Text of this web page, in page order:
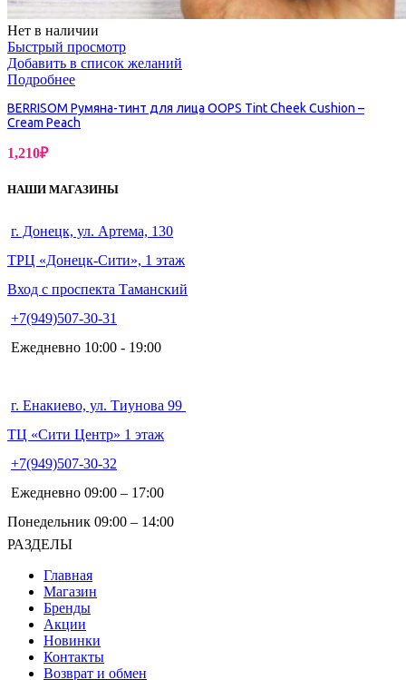
Нет в наличии
Быстрый просмотр
Добавить в список желаний
Подробнее
BERRISOM Румяна-тинт для лица OOPS Tint Cheek Cushion –
Cream Peach
1,210₽
НАШИ МАГАЗИНЫ
г. Донецк, ул. Артема, 130
ТРЦ «Донецк-Сити», 1 этаж
Вход с проспекта Таманский
+7(949)507-30-31
Ежедневно 10:00 - 19:00
г. Енакиево, ул. Тиунова 99
ТЦ «Сити Центр» 1 этаж
+7(949)507-30-32
Ежедневно 09:00 – 17:00
Понедельник 09:00 – 14:00
РАЗДЕЛЫ
Главная
Магазин
Бренды
Акции
Новинки
Контакты
Возврат и обмен